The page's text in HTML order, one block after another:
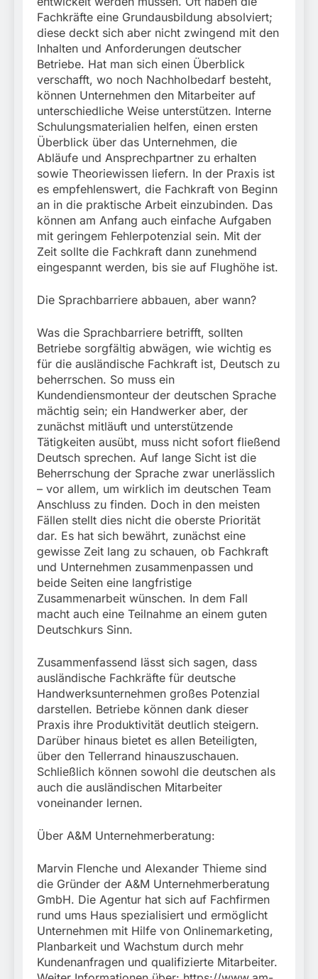
Fachkräfte eine Grundausbildung absolviert;
diese deckt sich aber nicht zwingend mit den
Inhalten und Anforderungen deutscher
Betriebe. Hat man sich einen Überblick
verschafft, wo noch Nachholbedarf besteht,
können Unternehmen den Mitarbeiter auf
unterschiedliche Weise unterstützen. Interne
Schulungsmaterialien helfen, einen ersten
Überblick über das Unternehmen, die
Abläufe und Ansprechpartner zu erhalten
sowie Theoriewissen liefern. In der Praxis ist
es empfehlenswert, die Fachkraft von Beginn
an in die praktische Arbeit einzubinden. Das
können am Anfang auch einfache Aufgaben
mit geringem Fehlerpotenzial sein. Mit der
Zeit sollte die Fachkraft dann zunehmend
eingespannt werden, bis sie auf Flughöhe ist.
Die Sprachbarriere abbauen, aber wann?
Was die Sprachbarriere betrifft, sollten
Betriebe sorgfältig abwägen, wie wichtig es
für die ausländische Fachkraft ist, Deutsch zu
beherrschen. So muss ein
Kundendiensmonteur der deutschen Sprache
mächtig sein; ein Handwerker aber, der
zunächst mitläuft und unterstützende
Tätigkeiten ausübt, muss nicht sofort fließend
Deutsch sprechen. Auf lange Sicht ist die
Beherrschung der Sprache zwar unerlässlich
– vor allem, um wirklich im deutschen Team
Anschluss zu finden. Doch in den meisten
Fällen stellt dies nicht die oberste Priorität
dar. Es hat sich bewährt, zunächst eine
gewisse Zeit lang zu schauen, ob Fachkraft
und Unternehmen zusammenpassen und
beide Seiten eine langfristige
Zusammenarbeit wünschen. In dem Fall
macht auch eine Teilnahme an einem guten
Deutschkurs Sinn.
Zusammenfassend lässt sich sagen, dass
ausländische Fachkräfte für deutsche
Handwerksunternehmen großes Potenzial
darstellen. Betriebe können dank dieser
Praxis ihre Produktivität deutlich steigern.
Darüber hinaus bietet es allen Beteiligten,
über den Tellerrand hinauszuschauen.
Schließlich können sowohl die deutschen als
auch die ausländischen Mitarbeiter
voneinander lernen.
Über A&M Unternehmerberatung:
Marvin Flenche und Alexander Thieme sind
die Gründer der A&M Unternehmerberatung
GmbH. Die Agentur hat sich auf Fachfirmen
rund ums Haus spezialisiert und ermöglicht
Unternehmen mit Hilfe von Onlinemarketing,
Planbarkeit und Wachstum durch mehr
Kundenanfragen und qualifizierte Mitarbeiter.